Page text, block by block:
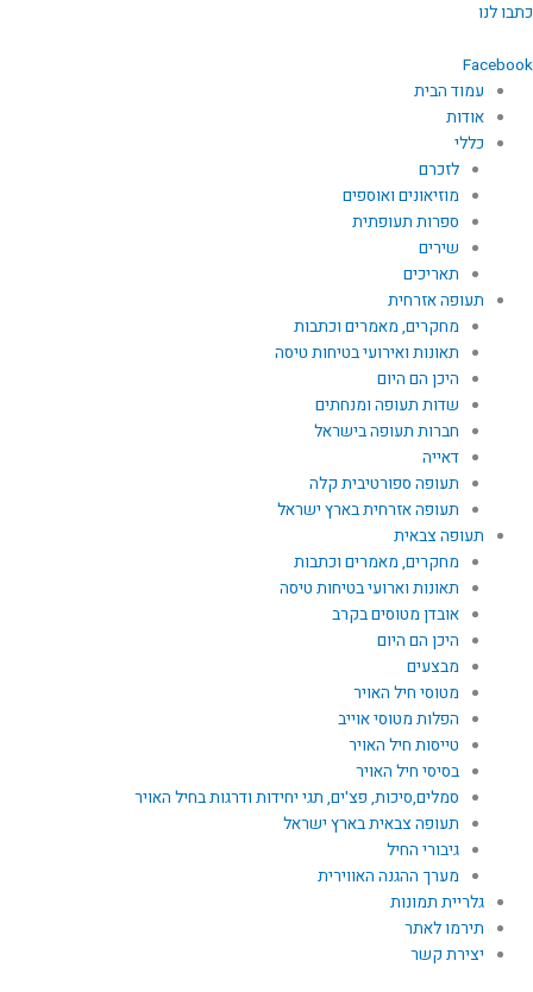
דילוג
כתבו לנו
Facebook
עמוד הבית
אודות
כללי
לזכרם
מוזיאונים ואוספים
ספרות תעופתית
שירים
תאריכים
תעופה אזרחית
מחקרים, מאמרים וכתבות
תאונות ואירועי בטיחות טיסה
היכן הם היום
שדות תעופה ומנחתים
חברות תעופה בישראל
דאייה
תעופה ספורטיבית קלה
תעופה אזרחית בארץ ישראל
תעופה צבאית
מחקרים, מאמרים וכתבות
תאונות וארועי בטיחות טיסה
אובדן מטוסים בקרב
היכן הם היום
מבצעים
מטוסי חיל האויר
הפלות מטוסי אוייב
טייסות חיל האויר
בסיסי חיל האויר
סמלים,סיכות, פצ'ים, תגי יחידות ודרגות בחיל האויר
תעופה צבאית בארץ ישראל
גיבורי החיל
מערך ההגנה האווירית
גלריית תמונות
תירמו לאתר
יצירת קשר